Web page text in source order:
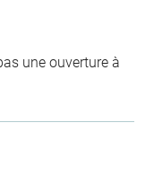
une ouverture à